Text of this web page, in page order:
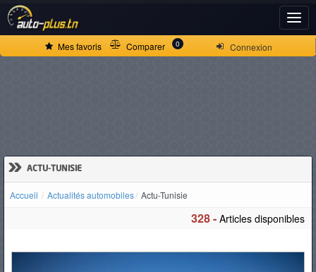
Connexion
Mes favoris Comparer 0
» ACTU-TUNISIE
Accueil Actualités automobiles Actu-Tunisie
328 - Articles disponibles
ACCUEIL